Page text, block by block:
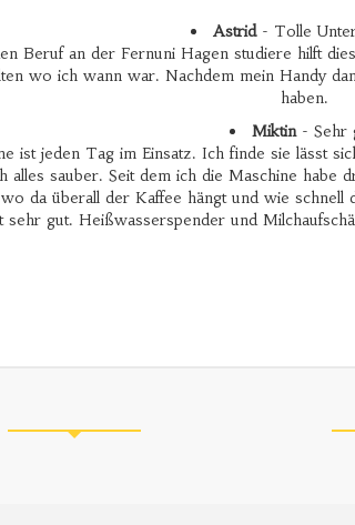
Astrid- Tolle
Beruf an der Fernuni Hagen studiere hilft
wo ich wann war. Nachdem mein Handy
haben.
Miktin- Sehr
ist jeden Tag im Einsatz. Ich finde sie lässt
alles sauber. Seit dem ich die Maschine
da überall der Kaffee hängt und wie
sehr gut. Heißwasserspender und